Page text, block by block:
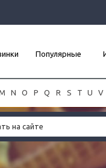
Популярные
N O P Q R S T U V